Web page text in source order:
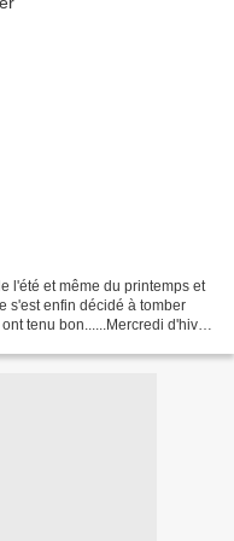
l'été et même du printemps et
s'est enfin décidé à tomber
tenu bon......Mercredi d'hiver